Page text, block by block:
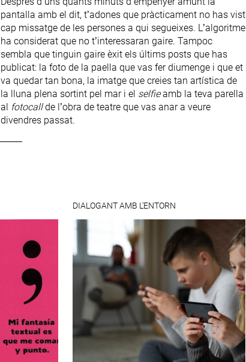
pantalla amb el dit, t’adones que pràcticament no has vist
cap missatge de les persones a qui segueixes. L’algoritme
ha considerat que no t’interessaran gaire. Tampoc
sembla que tinguin gaire èxit els últims posts que has
publicat: la foto de la paella que vas fer diumenge i que et
va quedar tan bona, la imatge que creies tan artística de
la lluna plena sortint pel mar i el selfieamb la teva parella
al fotocallde l’obra de teatre que vas anar a veure
divendres passat.
DIALOGANT AMB L'ENTORN